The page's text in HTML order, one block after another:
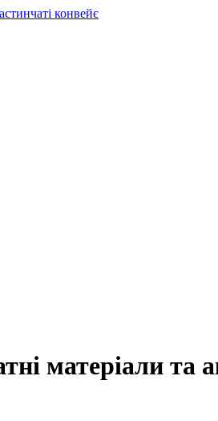
матеріали та